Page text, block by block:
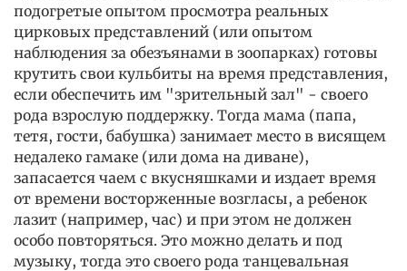
подогретые опытом просмотра реальных
цирковых представлений (или опытом
наблюдения за обезъянами в зоопарках) готовы
крутить свои кульбиты на время представления,
если обеспечить им "зрительный зал" - своего
рода взрослую поддержку. Тогда мама (папа,
тетя, гости, бабушка) занимает место в висящем
недалеко гамаке (или дома на диване),
запасается чаем с вкусняшками и издает время
от времени восторженные возгласы, а ребенок
лазит (например, час) и при этом не должен
особо повторяться. Это можно делать и под
музыку, тогда это своего рода танцевальная